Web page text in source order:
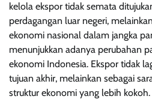
kelola ekspor tidak semata
perdagangan luar negeri,
ekonomi nasional dalam jangka
menunjukkan adanya perubahan
ekonomi Indonesia. Ekspor tidak
tujuan akhir, melainkan sebagai
struktur ekonomi yang lebih